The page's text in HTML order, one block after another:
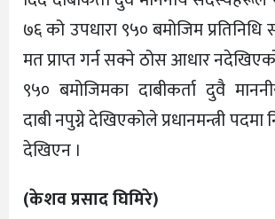
७६ को उपधारा ९५० बमोजिम प्रतिनिधि
मत प्राप्त गर्न सक्ने ठोस आधार
९५० बमोजिमका दाबीकर्ता दुवै
दाबी नपुग्ने देखिएकोले प्रधानमन्त्री पदमा
देखिएन ।
(केशव प्रसाद घिमिरे)